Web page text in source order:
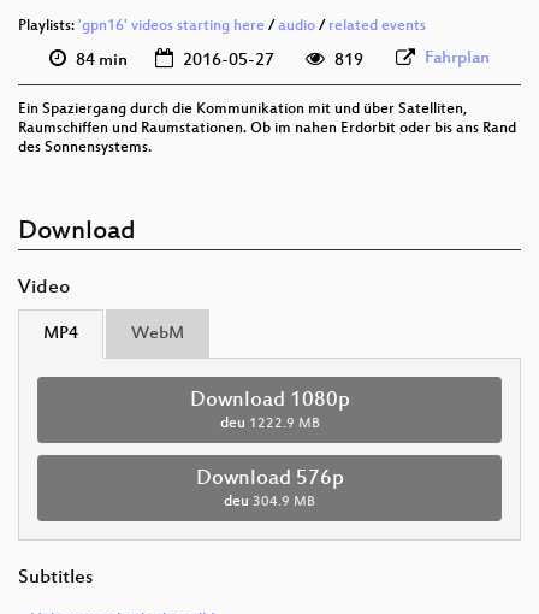
Playlists: 'gpn16' videos starting here /audio / related events
84 min 2016-05-27 819 Fahrplan
Ein Spaziergang durch die Kommunikation mit und über Satelliten,
Raumschiffen und Raumstationen. Ob im nahen Erdorbit oder bis ans Rand
des Sonnensystems.
Download
Video
MP4 WebM
Download 1080p
deu 1222.9 MB
Download 576p
deu 304.9 MB
Subtitles